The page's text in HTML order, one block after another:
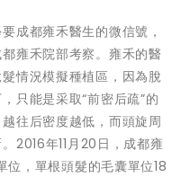
成都雍禾醫生的微信號，
雍禾院部考察。雍禾的醫
情況模擬種植區，因為脫
只能是采取“前密后疏”的
往后密度越低，而頭旋周
2016年11月20日，成都雍
，單根頭髮的毛囊單位18